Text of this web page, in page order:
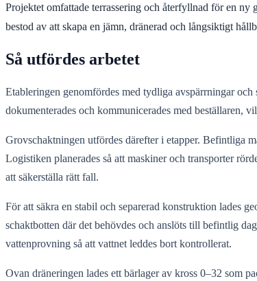
Projektet omfattade terrassering och återfyllnad för en ny
bestod av att skapa en jämn, dränerad och långsiktigt
Så utfördes arbetet
Etableringen genomfördes med tydliga avspärrningar
dokumenterades och kommunicerades med beställaren,
Grovschaktningen utfördes därefter i etapper. Befintliga
Logistiken planerades så att maskiner och transporter
att säkerställa rätt fall.
För att säkra en stabil och separerad konstruktion lades
schaktbotten där det behövdes och anslöts till befintlig
vattenprovning så att vattnet leddes bort kontrollerat.
Ovan dräneringen lades ett bärlager av kross 0–32 som